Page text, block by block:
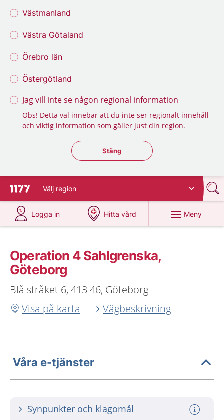
Västmanland
Västra Götaland
Örebro län
Östergötland
Jag vill inte se någon regional information
Obs! Detta val innebär att du inte ser regionalt innehåll
och viktig information som gäller just din region.
Stäng regionsväljaren
Stäng
Till startsidan för 1177
Välj region
Logga in
på 1177.se
Hitta vård
på 1177.se
Meny
Operation 4 Sahlgrenska,
Göteborg
Blå stråket 6, 413 46, Göteborg
Visa på karta
Vägbeskrivning
Våra e-tjänster
Synpunkter och klagomål